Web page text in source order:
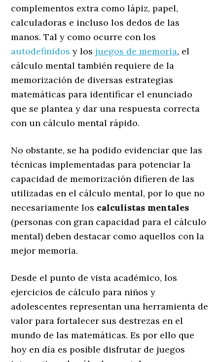
complementos extra como lápiz, papel,
calculadoras e incluso los dedos de las
manos. Tal y como ocurre con los
autodefinidos y los juegos de memoria, el
cálculo mental también requiere de la
memorización de diversas estrategias
matemáticas para identificar el enunciado
que se plantea y dar una respuesta correcta
con un cálculo mental rápido.
No obstante, se ha podido evidenciar que las
técnicas implementadas para potenciar la
capacidad de memorización difieren de las
utilizadas en el cálculo mental, por lo que no
necesariamente los calculistas mentales
(personas con gran capacidad para el cálculo
mental) deben destacar como aquellos con la
mejor memoria.
Desde el punto de vista académico, los
ejercicios de cálculo para niños y
adolescentes representan una herramienta de
valor para fortalecer sus destrezas en el
mundo de las matemáticas. Es por ello que
hoy en día es posible disfrutar de juegos